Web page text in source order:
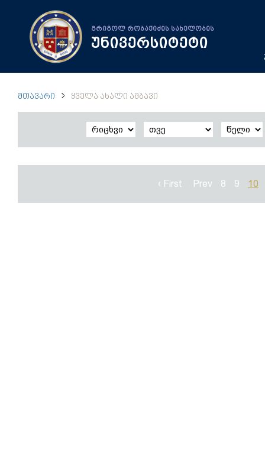
გრიგოლ რობაქიძის სახელობის
უნივერსიტეტი
ᲛᲗᲐᲕᲐᲠᲘ ᲧᲕᲔᲚᲐ ᲐᲮᲐᲚᲘ ᲐᲛᲑᲐᲕᲘ
‹ First Prev 8 9 10